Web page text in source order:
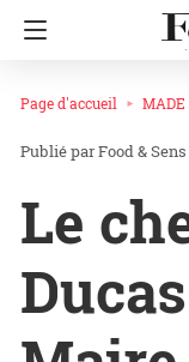
Page d'accueil MADE
Food & Sens
Le